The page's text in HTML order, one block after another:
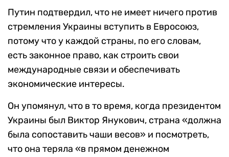
Путин подтвердил, что не имеет ничего против
стремления Украины вступить в Евросоюз,
потому что у каждой страны, по его словам,
есть законное право, как строить свои
международные связи и обеспечивать
экономические интересы.
Он упомянул, что в то время, когда президентом
Украины был Виктор Янукович, страна «должна
была сопоставить чаши весов» и посмотреть,
что она теряла «в прямом денежном